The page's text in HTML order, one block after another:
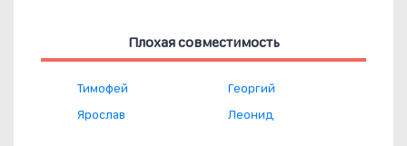
Плохая совместимость
Тимофей
Ярослав
Георгий
Леонид